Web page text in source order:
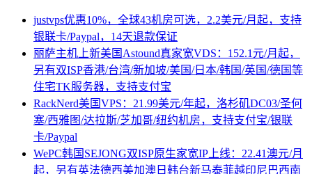
justvps优惠10%，全球43机房可选，2.2美元/月起，支持
银联卡/Paypal，14天退款保证
丽萨主机上新美国Astound真家宽VDS：152.1元/月起，
另有双ISP香港/台湾/新加坡/美国/日本/韩国/英国/德国等
住宅TK服务器，支持支付宝
RackNerd美国VPS：21.99美元/年起，洛杉矶DC03/圣何
塞/西雅图/达拉斯/芝加哥/纽约机房，支持支付宝/银联
卡/Paypal
WePC韩国SEJONG双ISP原生家宽IP上线：22.41澳元/月
起，另有英法德西美加澳日韩台新马泰菲越印尼巴西南